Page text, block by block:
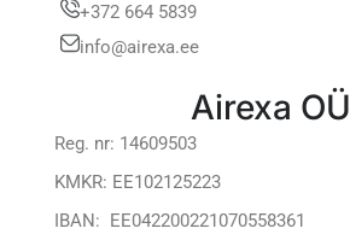
+372 664 5839
info@airexa.ee
Airexa OÜ
Reg. nr: 14609503
KMKR: EE102125223
IBAN: EE042200221070558361